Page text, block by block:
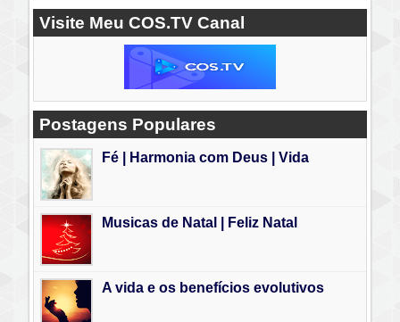
Visite Meu COS.TV Canal
Postagens Populares
Fé | Harmonia com Deus | Vida
Musicas de Natal | Feliz Natal
A vida e os benefícios evolutivos